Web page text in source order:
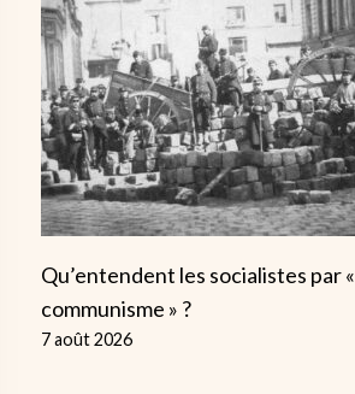
Qu’entendent les socialistes par «
communisme » ?
7 août 2026